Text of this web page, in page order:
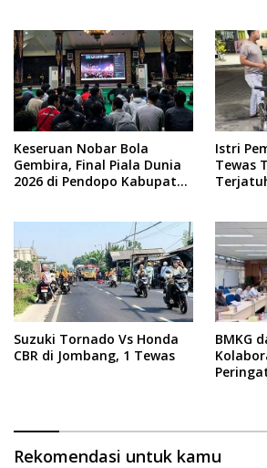
Keseruan Nobar Bola
Gembira, Final Piala Dunia
2026 di Pendopo Kabupaten
Istri
Tewas
Suzuki Tornado Vs Honda
CBR di Jombang, 1 Tewas
BMKG
Rekomendasi untuk kamu